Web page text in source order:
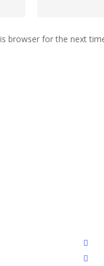
browser for the next
twitter